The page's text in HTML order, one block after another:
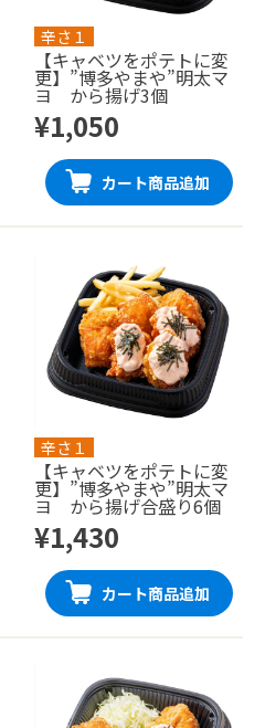
辛さ１
【キャベツをポテトに変
更】”博多やまや”明太マ
ヨ から揚げ3個
¥1,050
カート商品追加
辛さ１
【キャベツをポテトに変
更】”博多やまや”明太マ
ヨ から揚げ合盛り6個
¥1,430
カート商品追加